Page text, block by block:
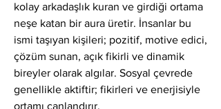
kolay arkadaşlık kuran ve girdiği ortama
neşe katan bir aura üretir. İnsanlar bu
ismi taşıyan kişileri; pozitif, motive edici,
çözüm sunan, açık fikirli ve dinamik
bireyler olarak algılar. Sosyal çevrede
genellikle aktiftir; fikirleri ve enerjisiyle
ortamı canlandırır.